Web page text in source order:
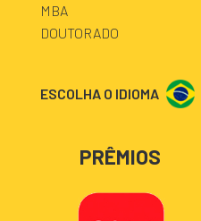
MBA
DOUTORADO
ESCOLHA O IDIOMA
PRÊMIOS